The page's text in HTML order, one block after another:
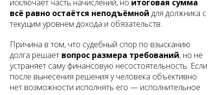
исключает часть начислений, но итоговая сумма
всё равно остаётся неподъёмной для должника с
текущим уровнем дохода и обязательств.
Причина в том, что судебный спор по взысканию
долга решает вопрос размера требований, но не
устраняет саму финансовую несостоятельность. Если
после вынесения решения у человека объективно
нет возможности исполнять его — исполнительное